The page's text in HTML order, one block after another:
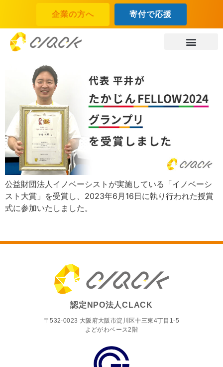
企業の方へ 寄付で応援
公益財団法人イノベーシストが実施している「イノベーシ
スト大賞」を受賞し、2023年6月16日に執り行われた授賞
式に参加いたしました。
認定NPO法人CLACK
〒532-0023 大阪府大阪市淀川区十三東4丁目1-5
よどがわベース2階